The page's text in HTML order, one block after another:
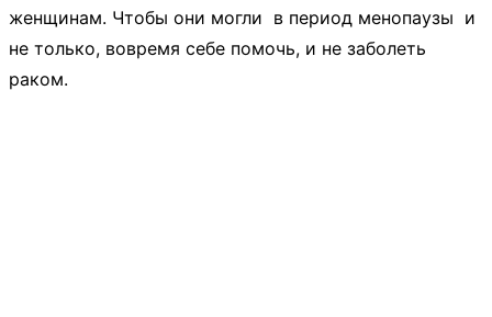
женщинам. Чтобы они могли в период менопаузы и
не только, вовремя себе помочь, и не заболеть
раком.